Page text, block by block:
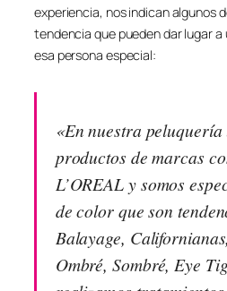
experiencia, nos indican algunos
tendencia que pueden dar lugar a
esa persona especial:
«En nuestra peluquería
productos de marcas
L’OREAL y somos
de color que son
Balayage,
Ombré, Sombré, Eye